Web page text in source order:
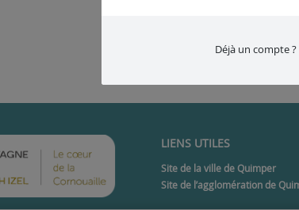
Déjà un compte ?
LIENS UTILES
Site de la ville de Quimper
Site de l’agglomération de